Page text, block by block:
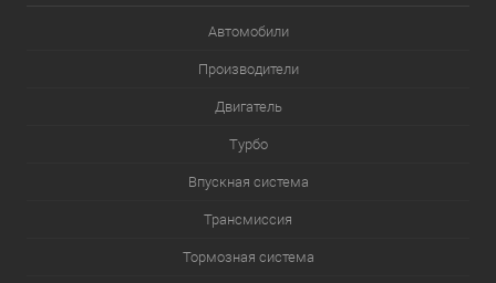
Автомобили
Производители
Двигатель
Турбо
Впускная система
Трансмиссия
Тормозная система